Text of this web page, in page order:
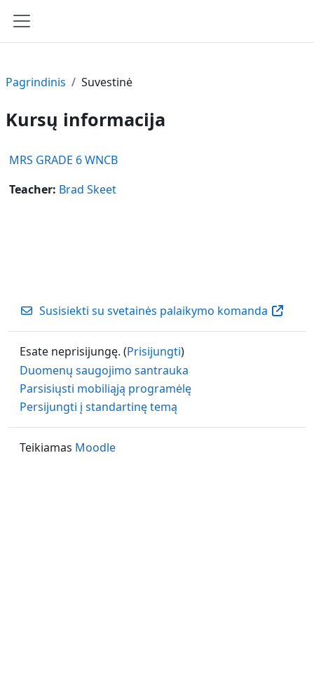
Šoninis skydelis
Pagrindinis Suvestinė
Kursų informacija
MRS GRADE 6 WNCB
Teacher: Brad Skeet
Susisiekti su svetainės palaikymo komanda
Esate neprisijungę. (Prisijungti)
Duomenų saugojimo santrauka
Parsisiųsti mobiliąją programėlę
Persijungti į standartinę temą
Teikiamas Moodle